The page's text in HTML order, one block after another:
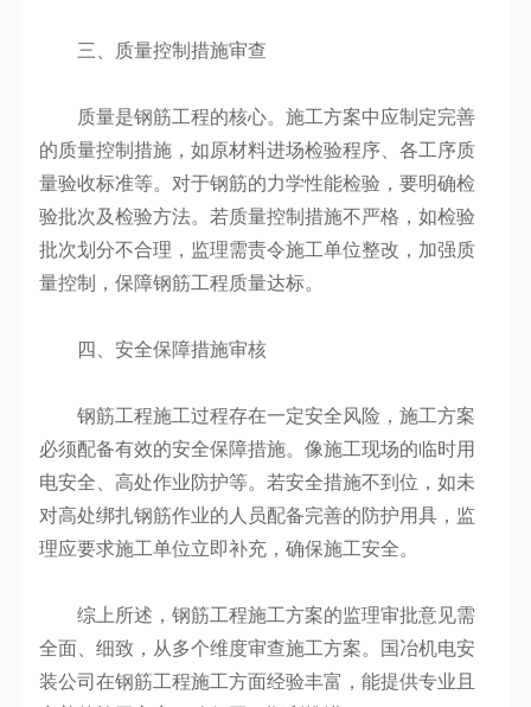
三、质量控制措施审查
质量是钢筋工程的核心。施工方案中应制定完善
的质量控制措施，如原材料进场检验程序、各工序质
量验收标准等。对于钢筋的力学性能检验，要明确检
验批次及检验方法。若质量控制措施不严格，如检验
批次划分不合理，监理需责令施工单位整改，加强质
量控制，保障钢筋工程质量达标。
四、安全保障措施审核
钢筋工程施工过程存在一定安全风险，施工方案
必须配备有效的安全保障措施。像施工现场的临时用
电安全、高处作业防护等。若安全措施不到位，如未
对高处绑扎钢筋作业的人员配备完善的防护用具，监
理应要求施工单位立即补充，确保施工安全。
综上所述，钢筋工程施工方案的监理审批意见需
全面、细致，从多个维度审查施工方案。国冶机电安
装公司在钢筋工程施工方面经验丰富，能提供专业且